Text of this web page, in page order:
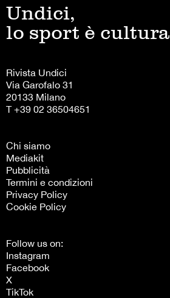
Undici,
lo sport è cultura
Rivista Undici
Via Garofalo 31
20133 Milano
T +39 02 36504651
Chi siamo
Mediakit
Pubblicità
Termini e condizioni
Privacy Policy
Cookie Policy
Follow us on:
Instagram
Facebook
X
TikTok